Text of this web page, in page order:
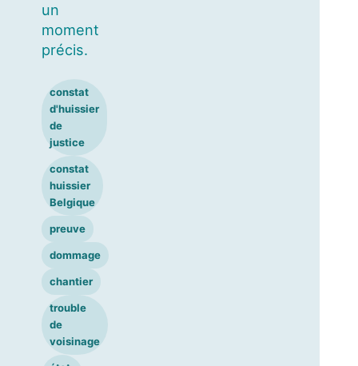
un
moment
précis.
constat
d'huissier
de
justice
constat
huissier
Belgique
preuve
dommage
chantier
trouble
de
voisinage